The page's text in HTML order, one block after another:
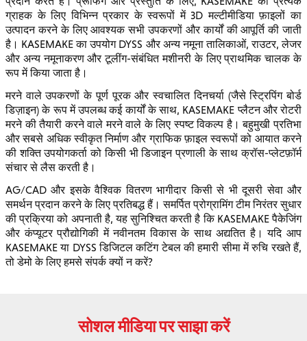
ग्राहक के लिए विभिन्न प्रकार के स्वरूपों में 3D मल्टीमीडिया फ़ाइलों का
उत्पादन करने के लिए आवश्यक सभी उपकरणों और कार्यों की आपूर्ति की जाती
है। KASEMAKE का उपयोग DYSS और अन्य नमूना तालिकाओं, राउटर, लेजर
और अन्य नमूनाकरण और टूलींग-संबंधित मशीनरी के लिए प्राथमिक चालक के
रूप में किया जाता है।
मरने वाले उपकरणों के पूर्ण पूरक और स्वचालित दिनचर्या (जैसे स्ट्रिपिंग बोर्ड
डिज़ाइन) के रूप में उपलब्ध कई कार्यों के साथ, KASEMAKE प्लैटन और रोटरी
मरने की तैयारी करने वाले मरने वाले के लिए स्पष्ट विकल्प है। बहुमुखी प्रतिभा
और सबसे अधिक स्वीकृत निर्माण और ग्राफिक फ़ाइल स्वरूपों को आयात करने
की शक्ति उपयोगकर्ता को किसी भी डिजाइन प्रणाली के साथ क्रॉस-प्लेटफ़ॉर्म
संचार से लैस करती है।
AG/CAD और इसके वैश्विक वितरण भागीदार किसी से भी दूसरी सेवा और
समर्थन प्रदान करने के लिए प्रतिबद्ध हैं। समर्पित प्रोग्रामिंग टीम निरंतर सुधार
की प्रक्रिया को अपनाती है, यह सुनिश्चित करती है कि KASEMAKE पैकेजिंग
और कंप्यूटर प्रौद्योगिकी में नवीनतम विकास के साथ अद्यतित है। यदि आप
KASEMAKE या DYSS डिजिटल कटिंग टेबल की हमारी सीमा में रुचि रखते हैं,
तो डेमो के लिए हमसे संपर्क क्यों न करें?
सोशल मीडिया पर साझा करें